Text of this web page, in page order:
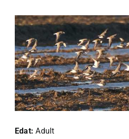
Edat: Adult